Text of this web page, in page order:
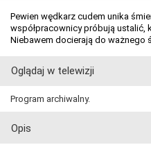
Pewien wędkarz cudem unika
współpracownicy próbują ustalić,
Niebawem docierają do ważnego
Oglądaj w telewizji
Program archiwalny.
Opis